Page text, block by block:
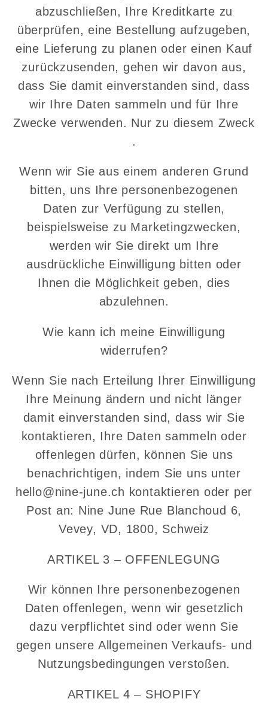
abzuschließen, Ihre Kreditkarte zu
überprüfen, eine Bestellung aufzugeben,
eine Lieferung zu planen oder einen Kauf
zurückzusenden, gehen wir davon aus,
dass Sie damit einverstanden sind, dass
wir Ihre Daten sammeln und für Ihre
Zwecke verwenden. Nur zu diesem Zweck
.
Wenn wir Sie aus einem anderen Grund
bitten, uns Ihre personenbezogenen
Daten zur Verfügung zu stellen,
beispielsweise zu Marketingzwecken,
werden wir Sie direkt um Ihre
ausdrückliche Einwilligung bitten oder
Ihnen die Möglichkeit geben, dies
abzulehnen.
Wie kann ich meine Einwilligung
widerrufen?
Wenn Sie nach Erteilung Ihrer Einwilligung
Ihre Meinung ändern und nicht länger
damit einverstanden sind, dass wir Sie
kontaktieren, Ihre Daten sammeln oder
offenlegen dürfen, können Sie uns
benachrichtigen, indem Sie uns unter
hello@nine-june.ch kontaktieren oder per
Post an: Nine June Rue Blanchoud 6,
Vevey, VD, 1800, Schweiz
ARTIKEL 3 – OFFENLEGUNG
Wir können Ihre personenbezogenen
Daten offenlegen, wenn wir gesetzlich
dazu verpflichtet sind oder wenn Sie
gegen unsere Allgemeinen Verkaufs- und
Nutzungsbedingungen verstoßen.
ARTIKEL 4 – SHOPIFY